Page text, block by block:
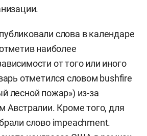
слова в календаре
наиболее
от того или иного
отметился словом bushfire
лесной пожар») из-за
Австралии. Кроме того, для
слово impeachment.